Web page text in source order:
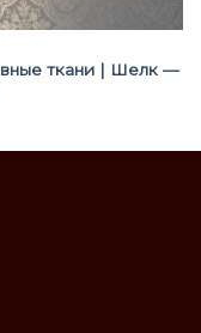
ткани | Шелк —